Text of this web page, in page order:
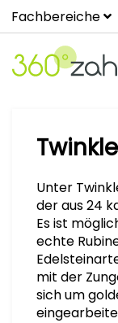
Fachbereiche
Unter
der aus 24
Es ist
echte
mit der
sich um